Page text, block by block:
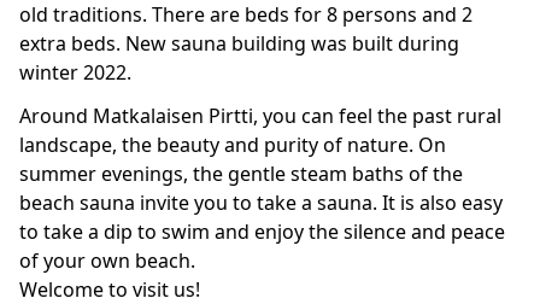
old traditions. There are beds for 8 persons and 2
extra beds. New sauna building was built during
winter 2022.
Around Matkalaisen Pirtti, you can feel the past rural
landscape, the beauty and purity of nature. On
summer evenings, the gentle steam baths of the
beach sauna invite you to take a sauna. It is also easy
to take a dip to swim and enjoy the silence and peace
of your own beach.
Welcome to visit us!